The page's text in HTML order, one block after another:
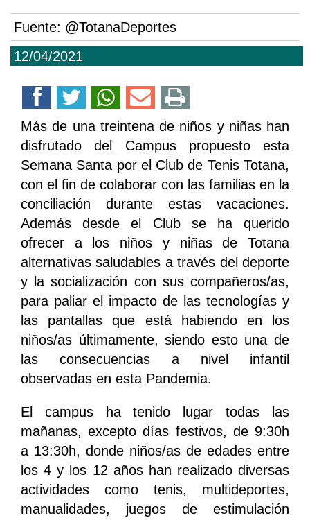
12/04/2021
Fuente: @TotanaDeportes
Más de una treintena de niños y niñas han
disfrutado del Campus propuesto esta
Semana Santa por el Club de Tenis Totana,
con el fin de colaborar con las familias en la
conciliación durante estas vacaciones.
Además desde el Club se ha querido
ofrecer a los niños y niñas de Totana
alternativas saludables a través del deporte
y la socialización con sus compañeros/as,
para paliar el impacto de las tecnologías y
las pantallas que está habiendo en los
niños/as últimamente, siendo esto una de
las consecuencias a nivel infantil
observadas en esta Pandemia.
El campus ha tenido lugar todas las
mañanas, excepto días festivos, de 9:30h
a 13:30h, donde niños/as de edades entre
los 4 y los 12 años han realizado diversas
actividades como tenis, multideportes,
manualidades, juegos de estimulación